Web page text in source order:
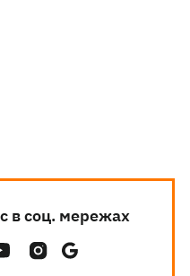
в соц. мережах